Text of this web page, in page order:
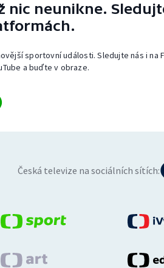
nic neunikne.
sportovní události. Sledujte nás i na
a buďte v obraze.
Česká televize na sociálních sítích: